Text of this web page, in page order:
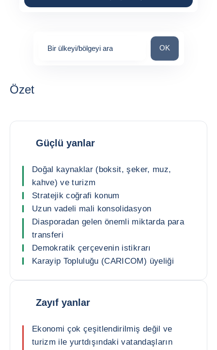
Bir ülkeyi/bölgeyi ara Bir ülkeyi/bölgeyi
OK
Özet
Güçlü yanlar
Doğal kaynaklar (boksit, şeker, muz,
kahve) ve turizm
Stratejik coğrafi konum
Uzun vadeli mali konsolidasyon
Diasporadan gelen önemli miktarda para
transferi
Demokratik çerçevenin istikrarı
Karayip Topluluğu (CARICOM) üyeliği
Zayıf yanlar
Ekonomi çok çeşitlendirilmiş değil ve
turizm ile yurtdışındaki vatandaşların